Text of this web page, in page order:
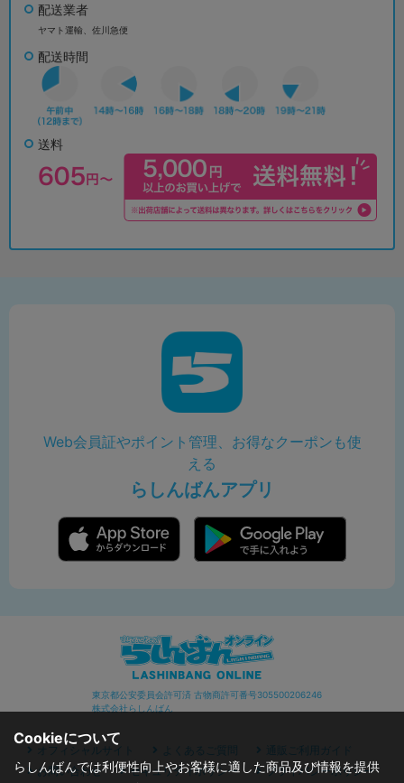
配送業者
ヤマト運輸、佐川急便
配送時間
送料
Web会員証やポイント管理、お得なクーポンも使
える
らしんばんアプリ
東京都公安委員会許可済 古物商許可番号305500206246
株式会社らしんばん
オフィシャルサイト よくあるご質問
通販ご利用ガイド
お問い合わせ
セキュリティポリシー プライバシーポリシー
Cookieについて
らしんばんでは利便性向上やお客様に適した商品及び情報を提供